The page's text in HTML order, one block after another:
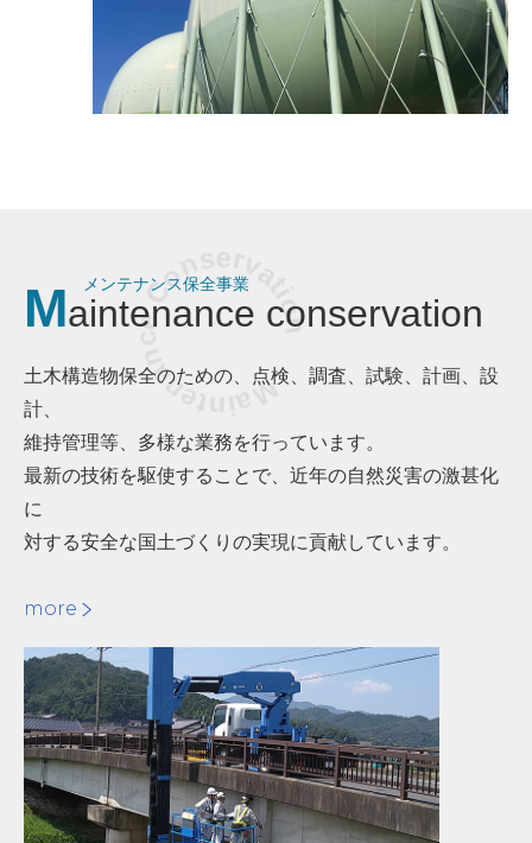
Maintenance Conservation
Maintenance conservation
メンテナンス保全事業
土木構造物保全のための、点検、調査、試験、計画、設
計、
維持管理等、多様な業務を行っています。
最新の技術を駆使することで、近年の自然災害の激甚化
に
対する安全な国土づくりの実現に貢献しています。
more